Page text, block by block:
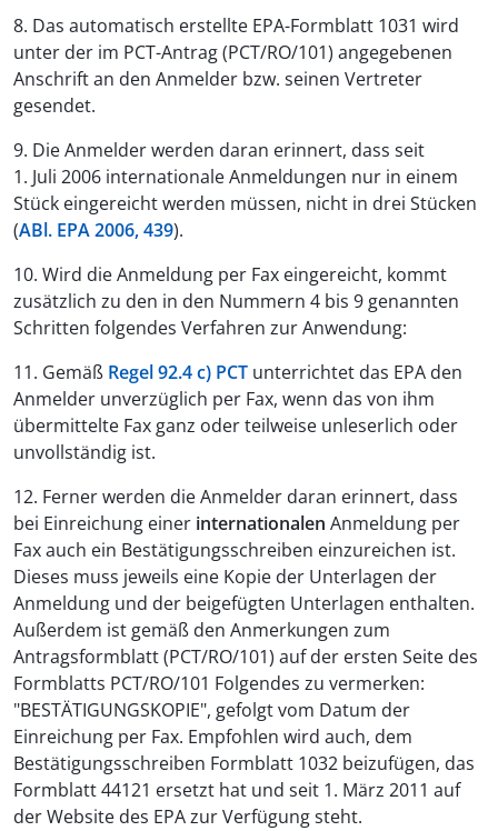
8. Das automatisch erstellte EPA-Formblatt 1031 wird
unter der im PCT-Antrag (PCT/RO/101) angegebenen
Anschrift an den Anmelder bzw. seinen Vertreter
gesendet.
9. Die Anmelder werden daran erinnert, dass seit
1. Juli 2006 internationale Anmeldungen nur in einem
Stück eingereicht werden müssen, nicht in drei Stücken
(ABl. EPA 2006, 439).
10. Wird die Anmeldung per Fax eingereicht, kommt
zusätzlich zu den in den Nummern 4 bis 9 genannten
Schritten folgendes Verfahren zur Anwendung:
11. Gemäß Regel 92.4 c) PCT unterrichtet das EPA den
Anmelder unverzüglich per Fax, wenn das von ihm
übermittelte Fax ganz oder teilweise unleserlich oder
unvollständig ist.
12. Ferner werden die Anmelder daran erinnert, dass
bei Einreichung einer internationalen Anmeldung per
Fax auch ein Bestätigungsschreiben einzureichen ist.
Dieses muss jeweils eine Kopie der Unterlagen der
Anmeldung und der beigefügten Unterlagen enthalten.
Außerdem ist gemäß den Anmerkungen zum
Antragsformblatt (PCT/RO/101) auf der ersten Seite des
Formblatts PCT/RO/101 Folgendes zu vermerken:
"BESTÄTIGUNGSKOPIE", gefolgt vom Datum der
Einreichung per Fax. Empfohlen wird auch, dem
Bestätigungsschreiben Formblatt 1032 beizufügen, das
Formblatt 44121 ersetzt hat und seit 1. März 2011 auf
der Website des EPA zur Verfügung steht.